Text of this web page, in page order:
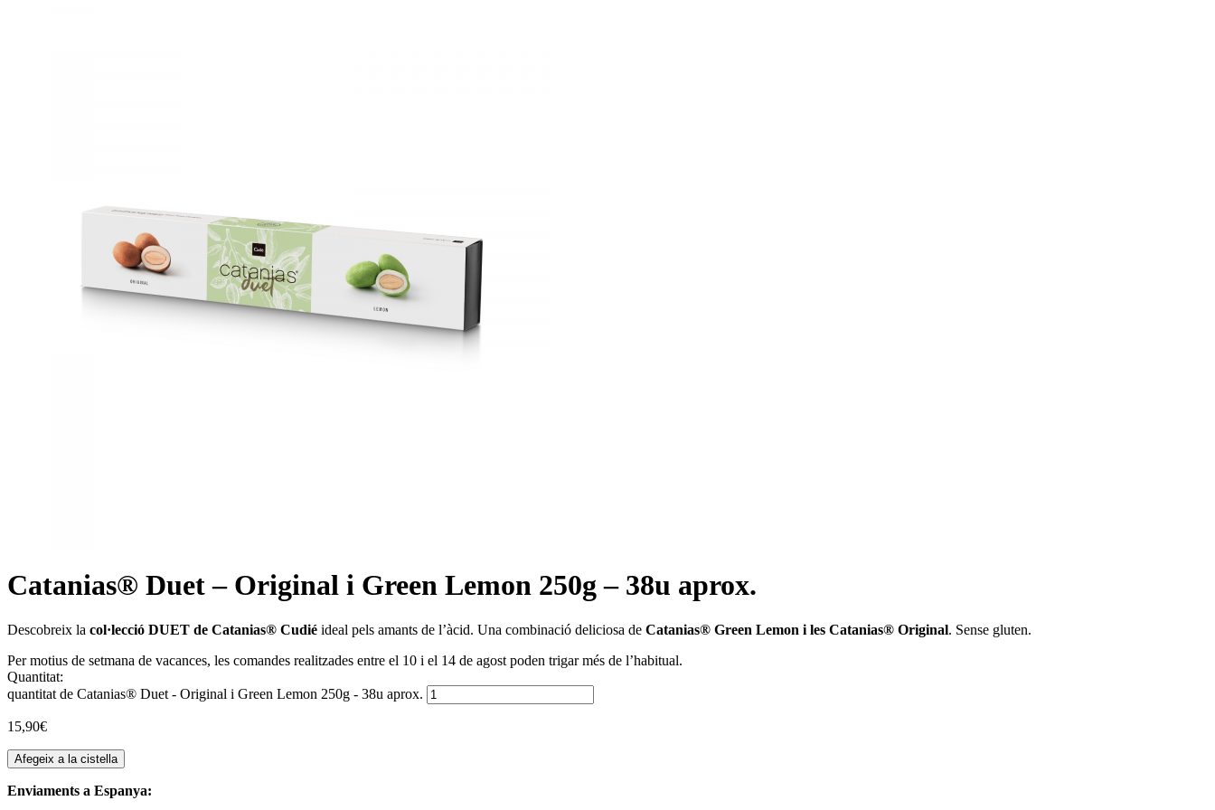
Catanias® Duet – Original i Green Lemon 250g – 38u aprox.
Descobreix la col·lecció DUET de Catanias® Cudié ideal pels amants de l’àcid. Una combinació deliciosa de Catanias® Green Lemon i les Catanias® Original. Sense gluten.
Per motius de setmana de vacances, les comandes realitzades entre el 10 i el 14 de agost poden trigar més de l’habitual.
Quantitat:
quantitat de Catanias® Duet - Original i Green Lemon 250g - 38u aprox.
15,90€
Afegeix a la cistella
Enviaments a Espanya: